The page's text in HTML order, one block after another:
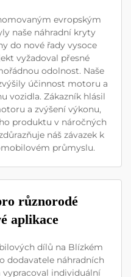
evropským
naše náhradní kryty
do nové řady vysoce
vyžadoval přesné
odolnost. Naše
účinnost motoru a
vozidla. Zákazník hlásil
a zvýšení výkonu,
produktu v náročných
náš závazek k
průmyslu.
různorodé
aplikace
dílů na Blízkém
dodavatele náhradních
vypracoval individuální